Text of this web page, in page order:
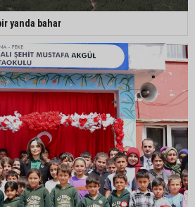
yanda bahar